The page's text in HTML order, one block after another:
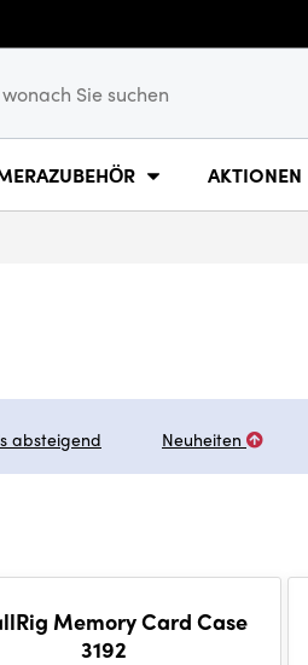
AKTIONEN
absteigend Neuheiten
Memory Card Case
3192